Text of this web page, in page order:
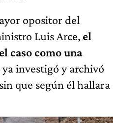
opositor del
Luis Arce, el
caso como una
ya investigó y archivó
que según él hallara